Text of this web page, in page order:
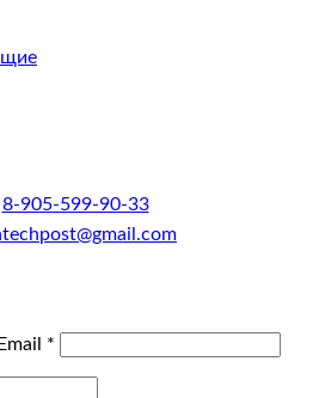
8-905-599-90-33
*